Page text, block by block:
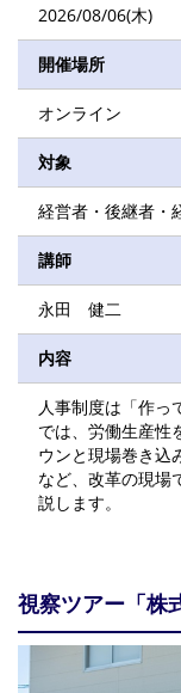
2026/08/06(木)
開催場所
オンライン
対象
経営者・後継者・
講師
永田 健二
内容
人事制度は「作っ
では、労働生産性
ウンと現場巻き込
など、改革の現場
説します。
視察ツアー「株